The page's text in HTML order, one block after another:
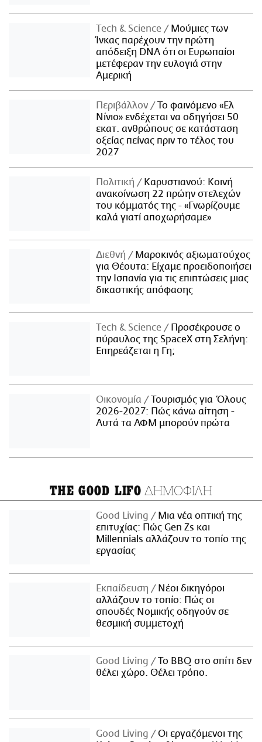
Τech & Science
Μούμιες των
Ίνκας παρέχουν την πρώτη
απόδειξη DNA ότι οι Ευρωπαίοι
μετέφεραν την ευλογιά στην
Αμερική
Περιβάλλον
Το φαινόμενο «Ελ
Νίνιο» ενδέχεται να οδηγήσει 50
εκατ. ανθρώπους σε κατάσταση
οξείας πείνας πριν το τέλος του
2027
Πολιτική
Καρυστιανού: Κοινή
ανακοίνωση 22 πρώην στελεχών
του κόμματός της - «Γνωρίζουμε
καλά γιατί αποχωρήσαμε»
Διεθνή
Μαροκινός αξιωματούχος
για Θέουτα: Είχαμε προειδοποιήσει
την Ισπανία για τις επιπτώσεις μιας
δικαστικής απόφασης
Τech & Science
Προσέκρουσε ο
πύραυλος της SpaceX στη Σελήνη:
Επηρεάζεται η Γη;
Οικονομία
Τουρισμός για Όλους
2026-2027: Πώς κάνω αίτηση -
Αυτά τα ΑΦΜ μπορούν πρώτα
THE GOOD LIFO ΔΗΜΟΦΙΛΗ
Good Living
Μια νέα οπτική της
επιτυχίας: Πώς Gen Zs και
Millennials αλλάζουν το τοπίο της
εργασίας
Εκπαίδευση
Νέοι δικηγόροι
αλλάζουν το τοπίο: Πώς οι
σπουδές Νομικής οδηγούν σε
θεσμική συμμετοχή
Good Living
Το BBQ στο σπίτι δεν
θέλει χώρο. Θέλει τρόπο.
Good Living
Οι εργαζόμενοι της